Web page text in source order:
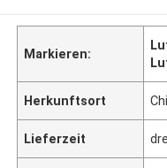
Markieren:
Herkunftsort
Lieferzeit